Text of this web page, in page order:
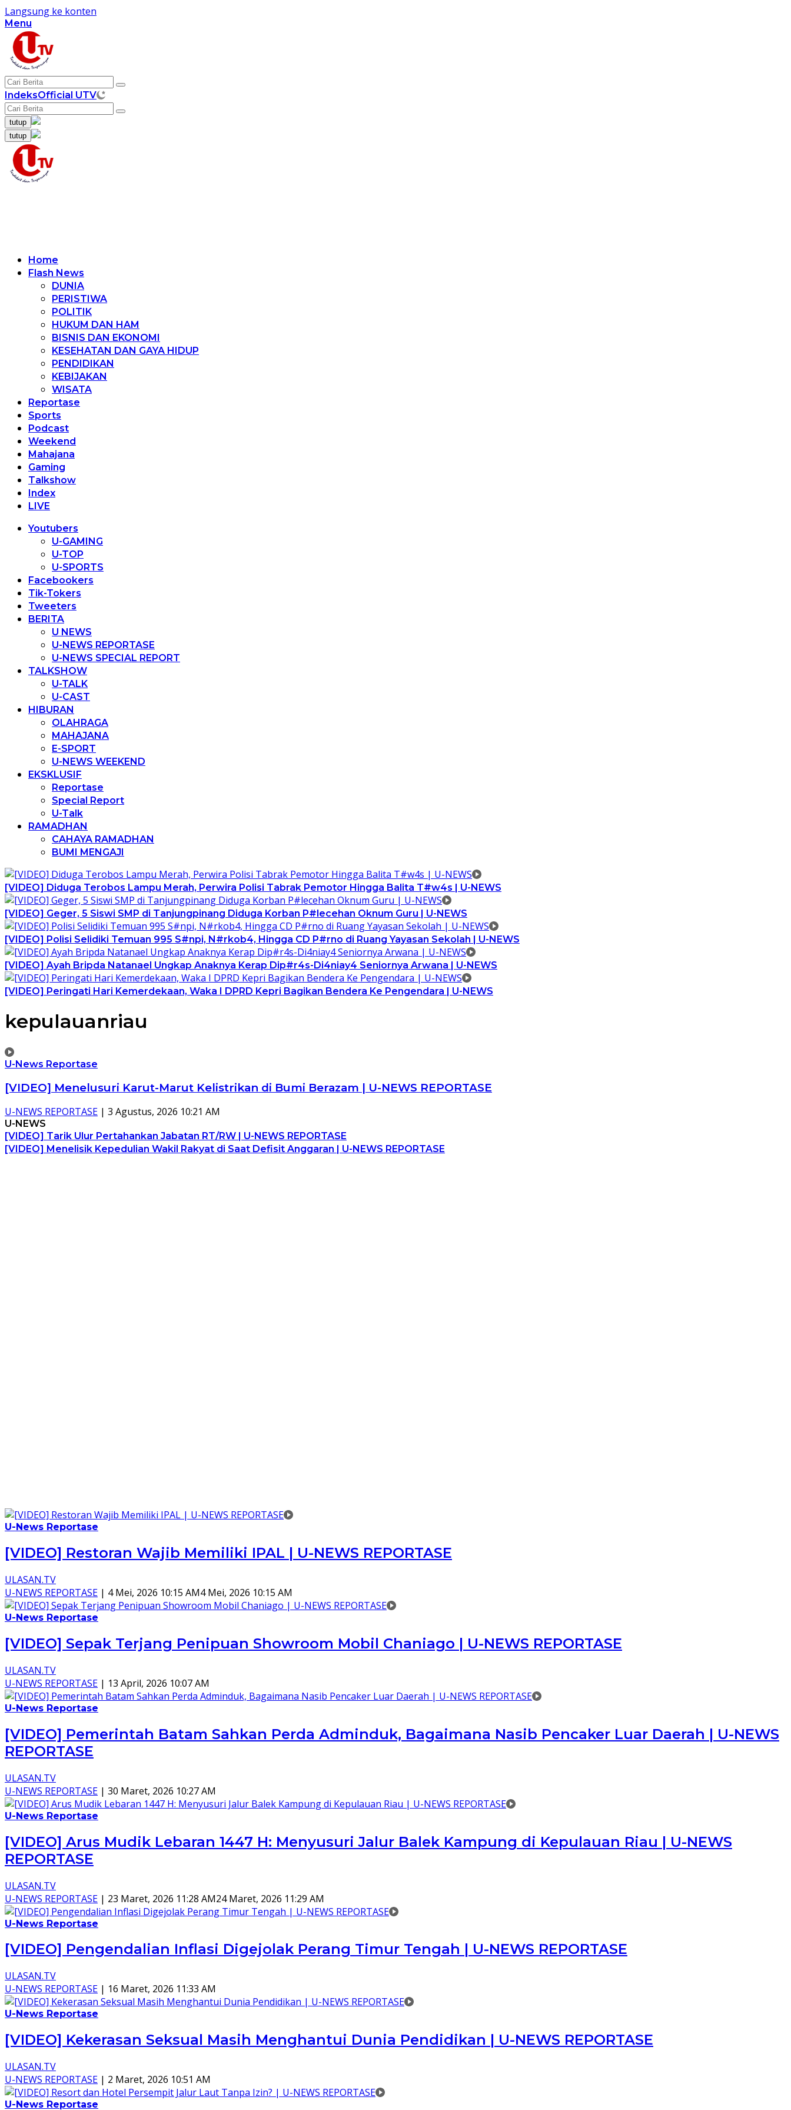
Langsung ke konten
Menu
IndeksOfficial UTV
tutup
tutup
Home
Flash News
DUNIA
PERISTIWA
POLITIK
HUKUM DAN HAM
BISNIS DAN EKONOMI
KESEHATAN DAN GAYA HIDUP
PENDIDIKAN
KEBIJAKAN
WISATA
Reportase
Sports
Podcast
Weekend
Mahajana
Gaming
Talkshow
Index
LIVE
Youtubers
U-GAMING
U-TOP
U-SPORTS
Facebookers
Tik-Tokers
Tweeters
BERITA
U NEWS
U-NEWS REPORTASE
U-NEWS SPECIAL REPORT
TALKSHOW
U-TALK
U-CAST
HIBURAN
OLAHRAGA
MAHAJANA
E-SPORT
U-NEWS WEEKEND
EKSKLUSIF
Reportase
Special Report
U-Talk
RAMADHAN
CAHAYA RAMADHAN
BUMI MENGAJI
[VIDEO] Diduga Terobos Lampu Merah, Perwira Polisi Tabrak Pemotor Hingga Balita T#w4s | U-NEWS
[VIDEO] Geger, 5 Siswi SMP di Tanjungpinang Diduga Korban P#lecehan Oknum Guru | U-NEWS
[VIDEO] Polisi Selidiki Temuan 995 S#npi, N#rkob4, Hingga CD P#rno di Ruang Yayasan Sekolah | U-NEWS
[VIDEO] Ayah Bripda Natanael Ungkap Anaknya Kerap Dip#r4s-Di4niay4 Seniornya Arwana | U-NEWS
[VIDEO] Peringati Hari Kemerdekaan, Waka I DPRD Kepri Bagikan Bendera Ke Pengendara | U-NEWS
kepulauanriau
U-News Reportase
[VIDEO] Menelusuri Karut-Marut Kelistrikan di Bumi Berazam | U-NEWS REPORTASE
U-NEWS REPORTASE | 3 Agustus, 2026 10:21 AM
U-NEWS
[VIDEO] Tarik Ulur Pertahankan Jabatan RT/RW | U-NEWS REPORTASE
[VIDEO] Menelisik Kepedulian Wakil Rakyat di Saat Defisit Anggaran | U-NEWS REPORTASE
U-News Reportase
[VIDEO] Restoran Wajib Memiliki IPAL | U-NEWS REPORTASE
ULASAN.TV
U-NEWS REPORTASE | 4 Mei, 2026 10:15 AM4 Mei, 2026 10:15 AM
U-News Reportase
[VIDEO] Sepak Terjang Penipuan Showroom Mobil Chaniago | U-NEWS REPORTASE
ULASAN.TV
U-NEWS REPORTASE | 13 April, 2026 10:07 AM
U-News Reportase
[VIDEO] Pemerintah Batam Sahkan Perda Adminduk, Bagaimana Nasib Pencaker Luar Daerah | U-NEWS
REPORTASE
ULASAN.TV
U-NEWS REPORTASE | 30 Maret, 2026 10:27 AM
U-News Reportase
[VIDEO] Arus Mudik Lebaran 1447 H: Menyusuri Jalur Balek Kampung di Kepulauan Riau | U-NEWS
REPORTASE
ULASAN.TV
U-NEWS REPORTASE | 23 Maret, 2026 11:28 AM24 Maret, 2026 11:29 AM
U-News Reportase
[VIDEO] Pengendalian Inflasi Digejolak Perang Timur Tengah | U-NEWS REPORTASE
ULASAN.TV
U-NEWS REPORTASE | 16 Maret, 2026 11:33 AM
U-News Reportase
[VIDEO] Kekerasan Seksual Masih Menghantui Dunia Pendidikan | U-NEWS REPORTASE
ULASAN.TV
U-NEWS REPORTASE | 2 Maret, 2026 10:51 AM
U-News Reportase